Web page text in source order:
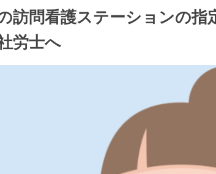
訪問看護ステーションの指
労士へ